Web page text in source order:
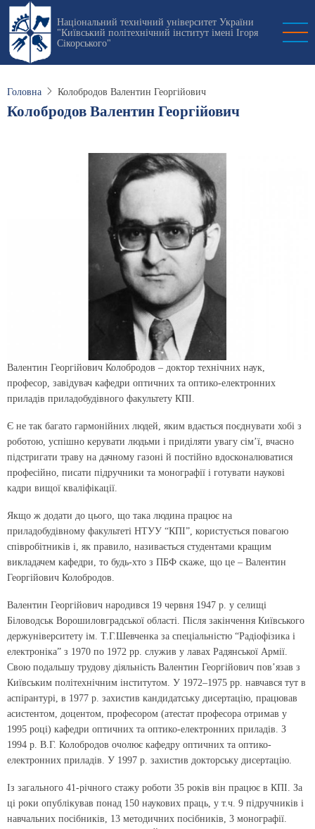
Перейти
основного
вмісту
Національний технічний університет України
"Київський політехнічний інститут імені Ігоря
Сікорського"
Головна Колобродов Валентин Георгійович
Колобродов Валентин Георгійович
Валентин Георгійович Колобродов – доктор технічних наук,
професор, завідувач кафедри оптичних та оптико-електронних
приладів приладобудівного факультету КПІ.
Є не так багато гармонійних людей, яким вдається поєднувати хобі з
роботою, успішно керувати людьми і приділяти увагу сім’ї, вчасно
підстригати траву на дачному газоні й постійно вдосконалюватися
професійно, писати підручники та монографії і готувати наукові
кадри вищої кваліфікації.
Якщо ж додати до цього, що така людина працює на
приладобудівному факультеті НТУУ “КПІ”, користується повагою
співробітників і, як правило, називається студентами кращим
викладачем кафедри, то будь-хто з ПБФ скаже, що це – Валентин
Георгійович Колобродов.
Валентин Георгійович народився 19 червня 1947 р. у селищі
Біловодськ Ворошиловградської області. Після закінчення Київського
держуніверситету ім. Т.Г.Шевченка за спеціальністю “Радіофізика і
електроніка” з 1970 по 1972 рр. служив у лавах Радянської Армії.
Свою подальшу трудову діяльність Валентин Георгійович пов’язав з
Київським політехнічним інститутом. У 1972–1975 рр. навчався тут в
аспірантурі, в 1977 р. захистив кандидатську дисертацію, працював
асистентом, доцентом, професором (атестат професора отримав у
1995 році) кафедри оптичних та оптико-електронних приладів. З
1994 р. В.Г. Колобродов очолює кафедру оптичних та оптико-
електронних приладів. У 1997 р. захистив докторську дисертацію.
Із загального 41-річного стажу роботи 35 років він працює в КПІ. За
ці роки опублікував понад 150 наукових праць, у т.ч. 9 підручників і
навчальних посібників, 13 методичних посібників, 3 монографії.